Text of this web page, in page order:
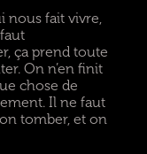
nous fait vivre,
ça prend toute
On n’en finit
chose de
Il ne faut
tomber, et on